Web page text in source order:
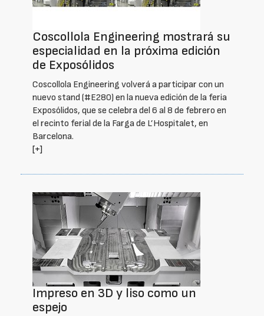
Coscollola Engineering mostrará su
especialidad en la próxima edición
de Exposólidos
Coscollola Engineering volverá a participar con un
nuevo stand (#E280) en la nueva edición de la feria
Exposólidos, que se celebra del 6 al 8 de febrero en
el recinto ferial de la Farga de L’Hospitalet, en
Barcelona.
[+]
Impreso en 3D y liso como un
espejo